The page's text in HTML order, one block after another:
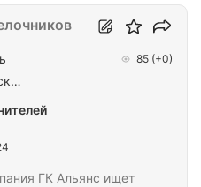
-Спец
проживание до
100% проезда по
смена Бригадир
ГК Альянс ищет
85 (+0)